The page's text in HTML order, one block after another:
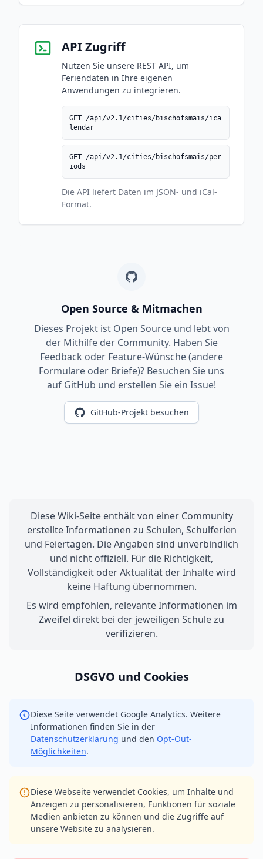
API Zugriff
Nutzen Sie unsere REST API, um
Feriendaten in Ihre eigenen
Anwendungen zu integrieren.
GET /api/v2.1/cities/bischofsmais/ica
lendar
GET /api/v2.1/cities/bischofsmais/per
iods
Die API liefert Daten im JSON- und iCal-
Format.
Open Source & Mitmachen
Dieses Projekt ist Open Source und lebt von
der Mithilfe der Community. Haben Sie
Feedback oder Feature-Wünsche (andere
Formulare oder Briefe)? Besuchen Sie uns
auf GitHub und erstellen Sie ein Issue!
GitHub-Projekt besuchen
Diese Wiki-Seite enthält von einer Community
erstellte Informationen zu Schulen, Schulferien
und Feiertagen. Die Angaben sind unverbindlich
und nicht offiziell. Für die Richtigkeit,
Vollständigkeit oder Aktualität der Inhalte wird
keine Haftung übernommen.
Es wird empfohlen, relevante Informationen im
Zweifel direkt bei der jeweiligen Schule zu
verifizieren.
DSGVO und Cookies
Diese Seite verwendet Google Analytics. Weitere
Informationen finden Sie in der
Datenschutzerklärung und den Opt-Out-
Möglichkeiten.
Diese Webseite verwendet Cookies, um Inhalte und
Anzeigen zu personalisieren, Funktionen für soziale
Medien anbieten zu können und die Zugriffe auf
unsere Website zu analysieren.